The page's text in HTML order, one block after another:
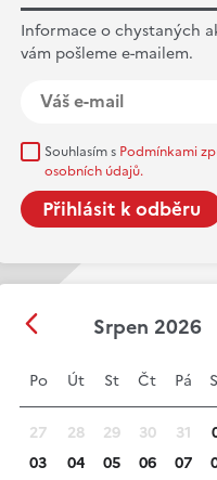
Informace o chystaných
vám pošleme e-mailem.
Souhlasím s Podmínkami
osobních údajů.
Srpen 2026
Po Út St Čt Pá
27 28 29 30 31
03
04 05 06 07